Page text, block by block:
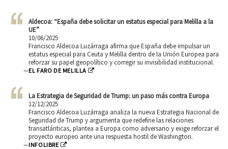
Aldecoa: “España debe solicitar un estatus especial para Melilla a la
UE”
10/06/2025
Francisco Aldecoa Luzárraga afirma que España debe impulsar un
estatus especial para Ceuta y Melilla dentro de la Unión Europea para
reforzar su papel geopolítico y corregir su invisibilidad institucional.
—EL FARO DE MELILLA
La Estrategia de Seguridad de Trump: un paso más contra Europa
12/12/2025
Francisco Aldecoa Luzárraga analiza la nueva Estrategia Nacional de
Seguridad de Trump y argumenta que redefine las relaciones
transatlánticas, plantea a Europa como adversario y exige reforzar el
proyecto europeo ante una respuesta hostil de Washington.
—INFOLIBRE